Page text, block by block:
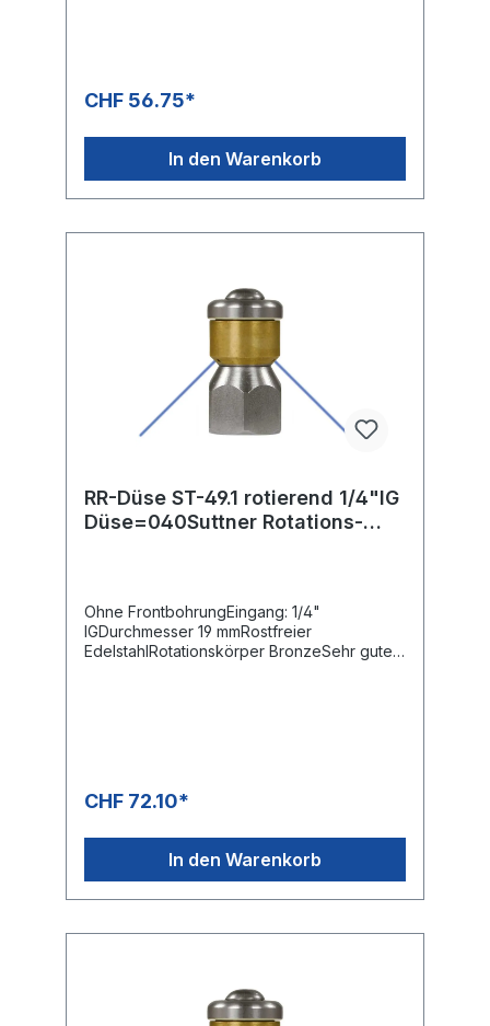
CHF 56.75*
In den Warenkorb
RR-Düse ST-49.1 rotierend 1/4"IG
Düse=040Suttner Rotations-
Ohne FrontbohrungEingang: 1/4"
IGDurchmesser 19 mmRostfreier
EdelstahlRotationskörper BronzeSehr guter
CHF 72.10*
In den Warenkorb